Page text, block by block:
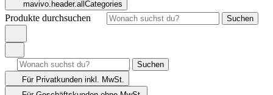
mavivo.header.allCategories
Produkte durchsuchen Suchen
Suchen
Für Privatkunden inkl. MwSt.